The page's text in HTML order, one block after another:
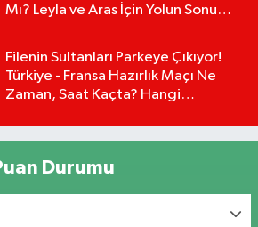
Mı? Leyla ve Aras İçin Yolun Sonu
Filenin Sultanları Parkeye Çıkıyor!
Türkiye - Fransa Hazırlık Maçı Ne
Zaman, Saat Kaçta? Hangi
Durumu